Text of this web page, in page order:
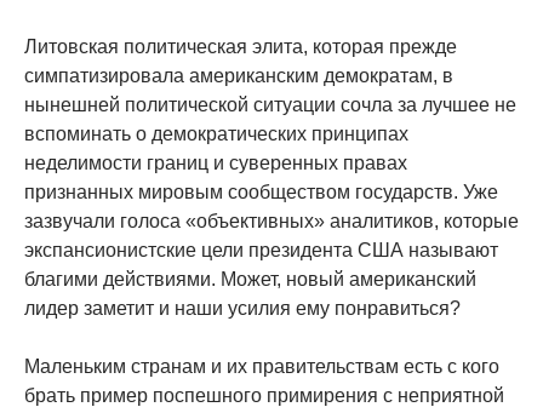
Литовская политическая элита, которая прежде
симпатизировала американским демократам, в
нынешней политической ситуации сочла за лучшее не
вспоминать о демократических принципах
неделимости границ и суверенных правах
признанных мировым сообществом государств. Уже
зазвучали голоса «объективных» аналитиков, которые
экспансионистские цели президента США называют
благими действиями. Может, новый американский
лидер заметит и наши усилия ему понравиться?
Маленьким странам и их правительствам есть с кого
брать пример поспешного примирения с неприятной